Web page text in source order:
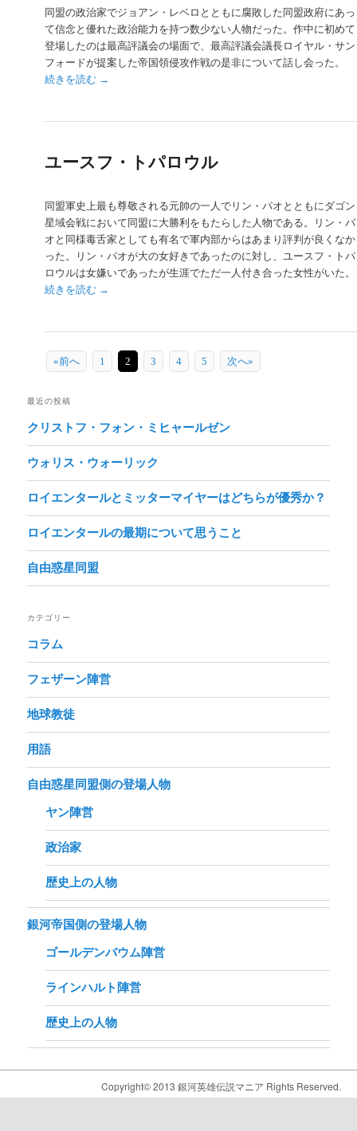
同盟の政治家でジョアン・レベロとともに腐敗した同盟政府にあっ
て信念と優れた政治能力を持つ数少ない人物だった。作中に初めて
登場したのは最高評議会の場面で、最高評議会議長ロイヤル・サン
フォードが提案した帝国領侵攻作戦の是非について話し会った。
続きを読む →
ユースフ・トパロウル
同盟軍史上最も尊敬される元帥の一人でリン・パオとともにダゴン
星域会戦において同盟に大勝利をもたらした人物である。リン・パ
オと同様毒舌家としても有名で軍内部からはあまり評判が良くなか
った。リン・パオが大の女好きであったのに対し、ユースフ・トパ
ロウルは女嫌いであったが生涯でただ一人付き合った女性がいた。
続きを読む →
«前へ 1 2 3 4 5 次へ»
最近の投稿
クリストフ・フォン・ミヒャールゼン
ウォリス・ウォーリック
ロイエンタールとミッターマイヤーはどちらが優秀か？
ロイエンタールの最期について思うこと
自由惑星同盟
カテゴリー
コラム
フェザーン陣営
地球教徒
用語
自由惑星同盟側の登場人物
ヤン陣営
政治家
歴史上の人物
銀河帝国側の登場人物
ゴールデンバウム陣営
ラインハルト陣営
歴史上の人物
Copyright© 2013 銀河英雄伝説マニア Rights Reserved.